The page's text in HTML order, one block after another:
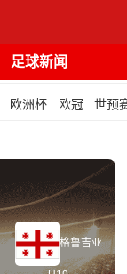
足球新闻
欧洲杯 欧冠 世预
格鲁吉亚